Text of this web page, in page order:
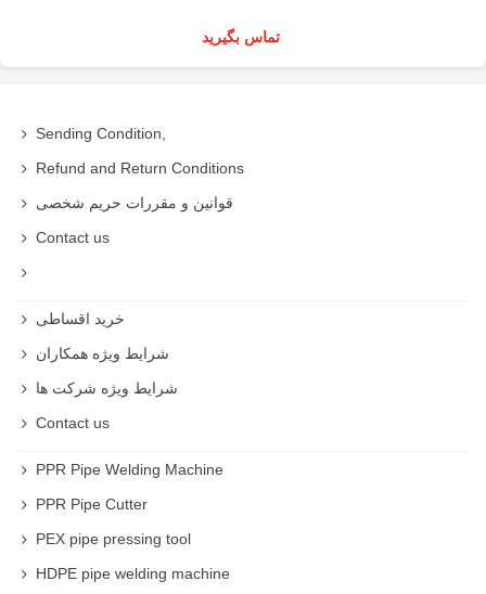
تماس بگیرید
Sending Condition,
Refund and Return Conditions
قوانین و مقررات حریم شخصی
Contact us
خرید اقساطی
شرایط ویژه همکاران
شرایط ویژه شرکت ها
Contact us
PPR Pipe Welding Machine
PPR Pipe Cutter
PEX pipe pressing tool
HDPE pipe welding machine